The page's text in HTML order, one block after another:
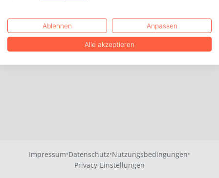
Impressum·Datenschutz·Nutzungsbedingungen·
Privacy-Einstellungen
Ablehnen Anpassen
Alle akzeptieren